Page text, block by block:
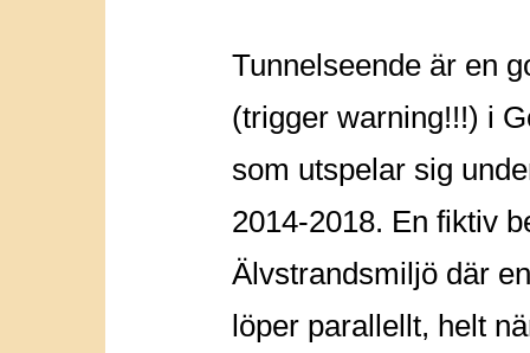
Tunnelseende är en
(trigger warning!!!) i
som utspelar sig
2014-2018. En fiktiv
Älvstrandsmiljö där
löper parallellt, helt